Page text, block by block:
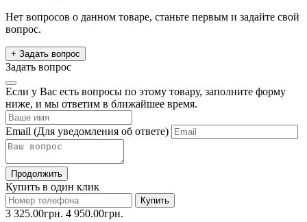
Нет вопросов о данном товаре, станьте первым и задайте свой
вопрос.
+ Задать вопрос
Задать вопрос
Если у Вас есть вопросы по этому товару, заполните форму
ниже, и мы ответим в ближайшее время.
Email (Для уведомления об ответе)
Продолжить
Купить в один клик
Купить
3 325.00грн. 4 950.00грн.